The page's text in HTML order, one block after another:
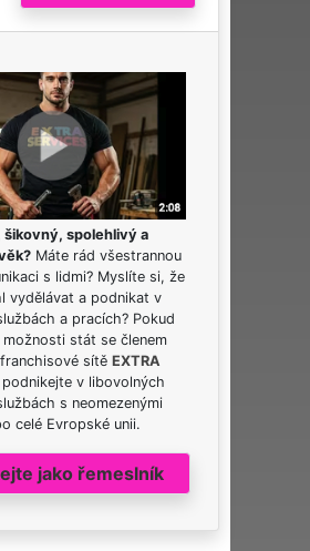
spolehlivý a
Máte rád všestrannou
s lidmi? Myslíte si, že
vydělávat a podnikat v
a pracích? Pokud
stát se členem
franchisové sítěEXTRA
podnikejte v libovolných
s neomezenými
celé Evropské unii.
jako řemeslník